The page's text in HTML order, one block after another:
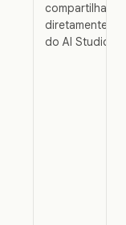
compartilhado
diretamente
do AI Studio